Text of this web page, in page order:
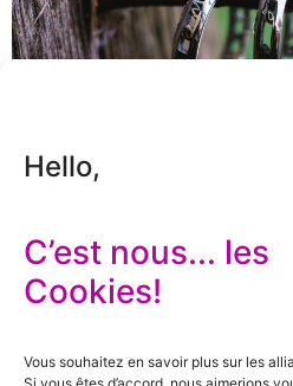
Hello,
C’est nous... les
Cookies!
Vous souhaitez en savoir plus sur les